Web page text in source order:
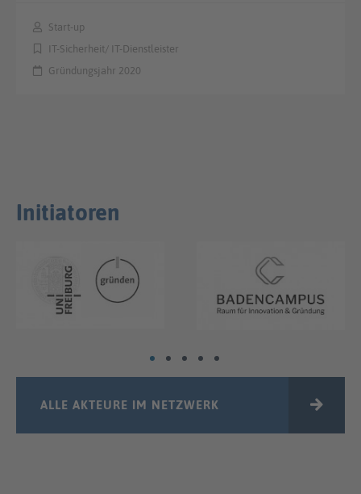
Start-up
IT-Sicherheit/ IT-Dienstleister
Gründungsjahr 2020
Initiatoren
ALLE AKTEURE IM NETZWERK